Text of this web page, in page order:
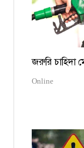
জরুরি চাহিদা
Online